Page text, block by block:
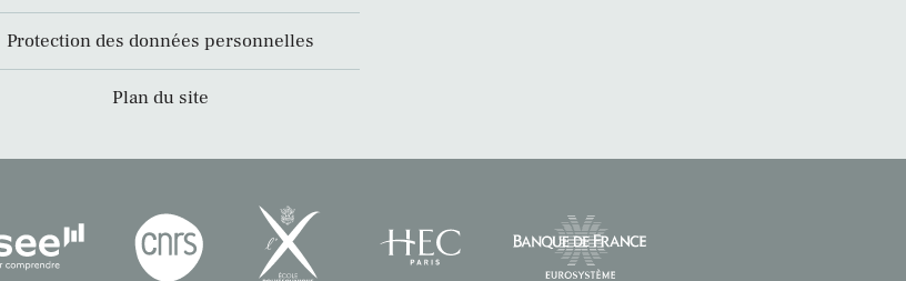
Protection des données personnelles
Plan du site